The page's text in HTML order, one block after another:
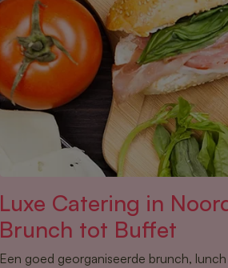
Luxe Catering in
Brunch tot Buffet
Een goed georganiseerde brunch,